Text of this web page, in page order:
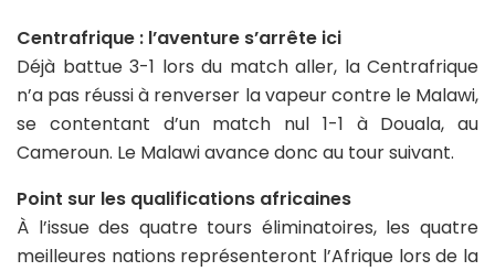
Centrafrique : l’aventure s’arrête ici
Déjà battue 3-1 lors du match aller, la Centrafrique
n’a pas réussi à renverser la vapeur contre le Malawi,
se contentant d’un match nul 1-1 à Douala, au
Cameroun. Le Malawi avance donc au tour suivant.
Point sur les qualifications africaines
À l’issue des quatre tours éliminatoires, les quatre
meilleures nations représenteront l’Afrique lors de la